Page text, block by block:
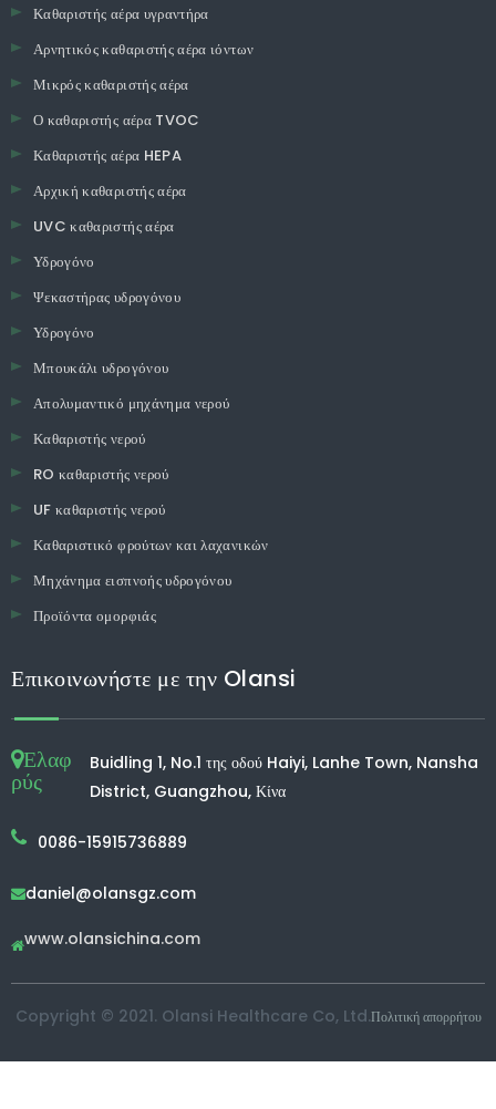
Καθαριστής αέρα υγραντήρα
Αρνητικός καθαριστής αέρα ιόντων
Μικρός καθαριστής αέρα
Ο καθαριστής αέρα TVOC
Καθαριστής αέρα HEPA
Αρχική καθαριστής αέρα
UVC καθαριστής αέρα
Υδρογόνο
Ψεκαστήρας υδρογόνου
Υδρογόνο
Μπουκάλι υδρογόνου
Απολυμαντικό μηχάνημα νερού
Καθαριστής νερού
RO καθαριστής νερού
UF καθαριστής νερού
Καθαριστικό φρούτων και λαχανικών
Μηχάνημα εισπνοής υδρογόνου
Προϊόντα ομορφιάς
Επικοινωνήστε με την Olansi
Ελαφ
ρύς
Buidling 1, No.1 της οδού Haiyi, Lanhe Town, Nansha
District, Guangzhou, Κίνα
0086-15915736889
daniel@olansgz.com
www.olansichina.com
Copyright © 2021. Olansi Healthcare Co, Ltd.Πολιτική απορρήτου